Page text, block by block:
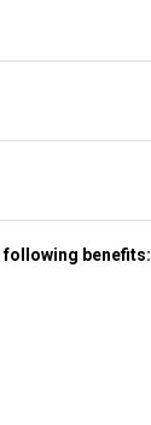
benefits: